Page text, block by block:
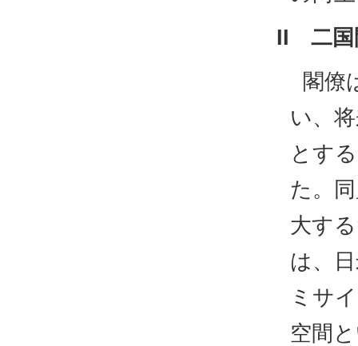
II 二国
閣僚
い、
とす
た。
大す
は、
ミサ
空間